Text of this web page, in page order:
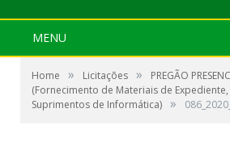
MENU
Home » Licitações »
PREGÃO
(Fornecimento de Materiais de
Suprimentos de Informática) »